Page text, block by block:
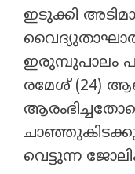
ഇടുക്കി
ഇരുമ്പുപാലം
രമേശ് (24)
വെട്ടുന്ന